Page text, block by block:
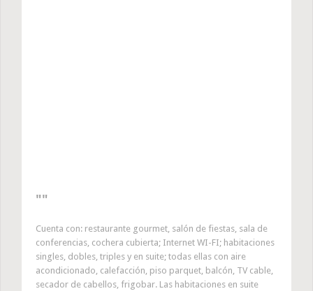
Cuenta con: restaurante gourmet, salón de fiestas, sala de
conferencias, cochera cubierta; Internet WI-FI; habitaciones
singles, dobles, triples y en suite; todas ellas con aire
acondicionado, calefacción, piso parquet, balcón, TV cable,
secador de cabellos, frigobar. Las habitaciones en suite